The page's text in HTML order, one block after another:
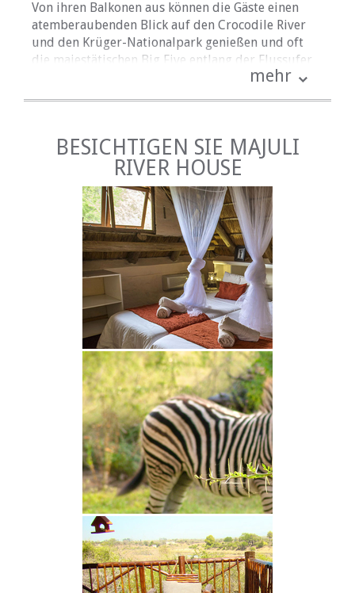
Von ihren Balkonen aus können die Gäste einen
atemberaubenden Blick auf den Crocodile River
und den Krüger-Nationalpark genießen und oft
die majestätischen Big Five entlang der Flussufer
UNTERKUNFT ZUR
Die Lodge verfügt über ein geräumiges Haus mit
zwei Schlafzimmern und einer weitläufigen
Terrasse mit Blick auf den Crocodile River und den
Krüger-Nationalpark. Das Hauptschlafzimmer ist
mit einem Queensize-Bett ausgestattet, während
das zweite Schlafzimmer über zwei Einzelbetten
verfügt. Das Haus ist mit einer voll
funktionsfähigen Küche, einem gemütlichen
Wohnbereich, Grillmöglichkeiten im Freien und
einem erfrischenden Planschbecken ausgestattet
und bietet allen Komfort, den Sie für einen
angenehmen Aufenthalt benötigen.
Gäste können bei den von der Lodge organisierten
Pirschfahrten im Krüger-Nationalpark und einer
Vielzahl lokaler Aktivitäten in die authentischen
Erlebnisse des Buschlandes eintauchen. Darüber
hinaus bietet das nahe gelegene Lionspruit-
Reservat im Marloth Park die Möglichkeit,
einheimische Löwen, Nashörner und Büffel zu
ÜBER DIE GEGEND
Das Anwesen bietet eine beeindruckende Aussicht
auf den Krüger-Nationalpark bis hin zum
Crocodile River. Der Eingang des Parks ist nur eine
mehr
BESICHTIGEN SIE MAJULI
RIVER HOUSE